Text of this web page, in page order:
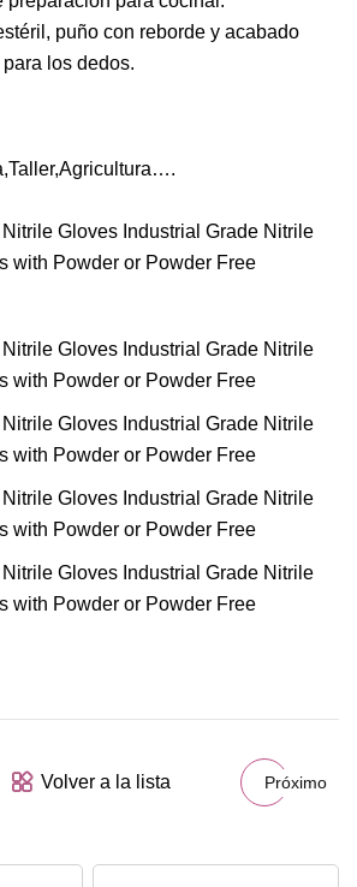
puño con reborde y acabado
los dedos.
Volver a la lista Próximo